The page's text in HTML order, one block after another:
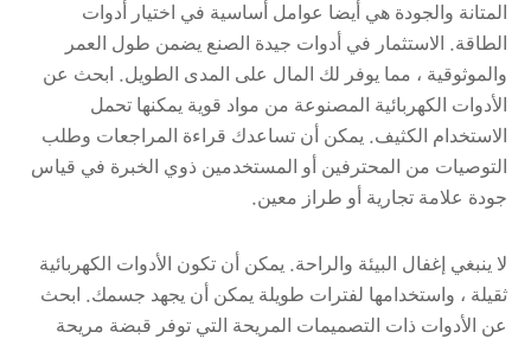
المتانة والجودة هي أيضا عوامل أساسية في اختيار أدوات
الطاقة. الاستثمار في أدوات جيدة الصنع يضمن طول العمر
والموثوقية ، مما يوفر لك المال على المدى الطويل. ابحث عن
الأدوات الكهربائية المصنوعة من مواد قوية يمكنها تحمل
الاستخدام الكثيف. يمكن أن تساعدك قراءة المراجعات وطلب
التوصيات من المحترفين أو المستخدمين ذوي الخبرة في قياس
جودة علامة تجارية أو طراز معين.
لا ينبغي إغفال البيئة والراحة. يمكن أن تكون الأدوات الكهربائية
ثقيلة ، واستخدامها لفترات طويلة يمكن أن يجهد جسمك. ابحث
عن الأدوات ذات التصميمات المريحة التي توفر قبضة مريحة